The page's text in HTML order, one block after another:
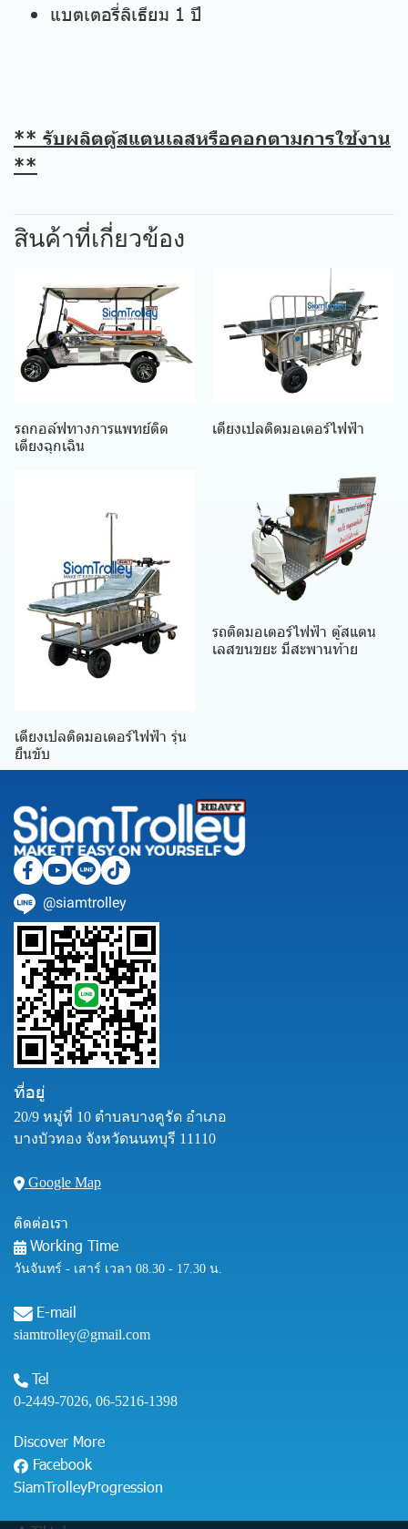
แบตเตอรี่ลิเธียม 1 ปี
** รับผลิตตู้สแตนเลสหรือคอกตามการใช้งาน
**
สินค้าที่เกี่ยวข้อง
รถกอล์ฟทางการแพทย์ติด
เตียงฉุกเฉิน
เตียงเปลติดมอเตอร์ไฟฟ้า
เตียงเปลติดมอเตอร์ไฟฟ้า รุ่น
ยืนขับ
รถติดมอเตอร์ไฟฟ้า ตู้สแตน
เลสขนขยะ มีสะพานท้าย
@siamtrolley
ที่อยู่
20/9 หมู่ที่ 10 ตำบลบางคูรัด อำเภอ
บางบัวทอง จังหวัดนนทบุรี 11110
Google Map
ติดต่อเรา
Working Time
วันจันทร์ - เสาร์ เวลา 08.30 - 17.30 น.
E-mail
siamtrolley@gmail.com
Tel
0-2449-7026, 06-5216-1398
Discover More
Facebook
SiamTrolleyProgression